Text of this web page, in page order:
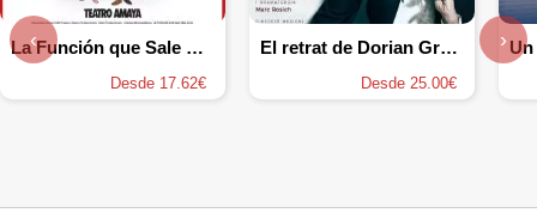
La Función que Sale mal
Desde 17.62€
El retrat de Dorian Gray - Àngels Gonyalons
Desde 25.00€
‹ ›